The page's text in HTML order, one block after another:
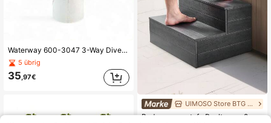
Waterway 600-3047 3-Way Diverter Valve 2-Inch for Hot Tub / Spa - Jets Water-
5 übrig
35,97€
UIMOSO Store BTG EU
Badewannenstufe Pooltreppe 2-stufige Außentreppe, 635 mm breite HIPS-Leiter für oberirdische/aufblasbare Pools mit 272,16 kg Tragkraft, vielseitig einsetzbar für Veranda Terrasse Wohnmobile